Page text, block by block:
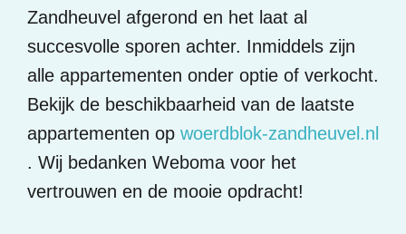
Zandheuvel afgerond en het laat al
succesvolle sporen achter. Inmiddels zijn
alle appartementen onder optie of verkocht.
Bekijk de beschikbaarheid van de laatste
appartementen op woerdblok-zandheuvel.nl
. Wij bedanken Weboma voor het
vertrouwen en de mooie opdracht!